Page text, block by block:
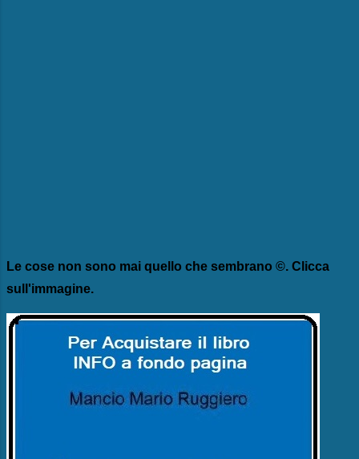
Le cose non sono mai quello che sembrano ©. Clicca
sull'immagine.